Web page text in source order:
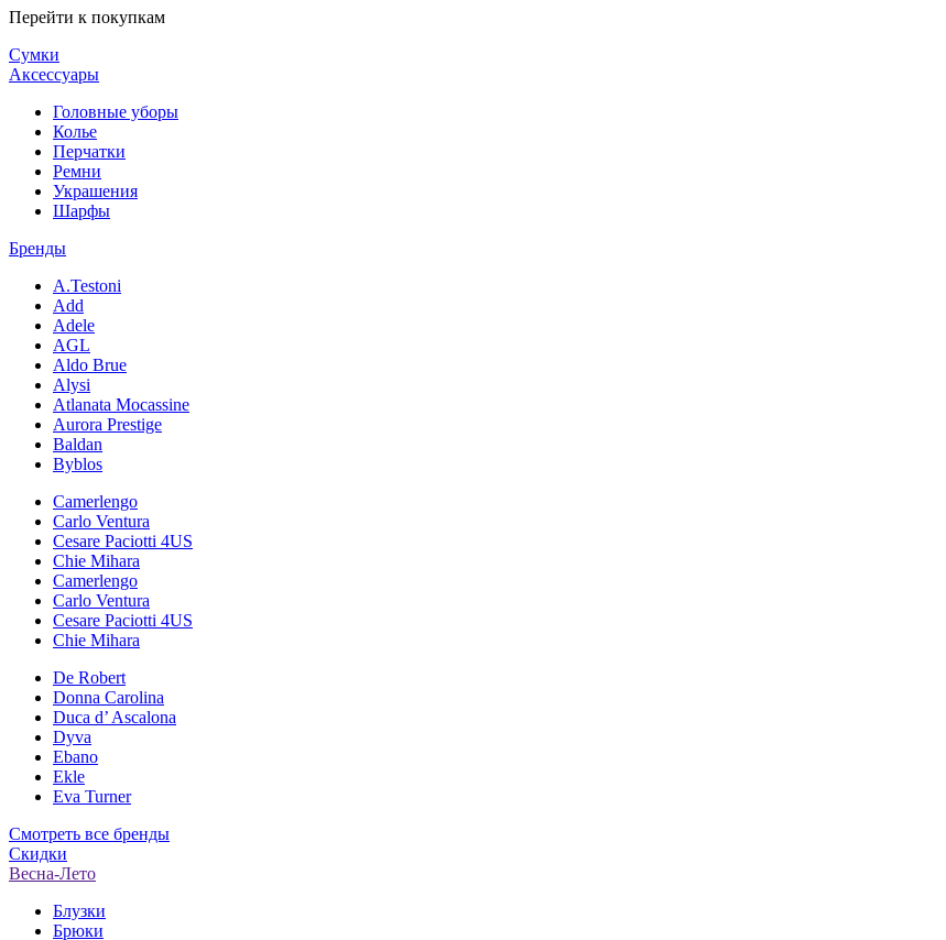
Перейти к покупкам
Сумки
Аксессуары
Головные уборы
Колье
Перчатки
Ремни
Украшения
Шарфы
Бренды
A.Testoni
Add
Adele
AGL
Aldo Brue
Alysi
Atlanata Mocassine
Aurora Prestige
Baldan
Byblos
Camerlengo
Carlo Ventura
Cesare Paciotti 4US
Chie Mihara
Camerlengo
Carlo Ventura
Cesare Paciotti 4US
Chie Mihara
De Robert
Donna Carolina
Duca d’ Ascalona
Dyva
Ebano
Ekle
Eva Turner
Смотреть все бренды
Скидки
Весна-Лето
Блузки
Брюки